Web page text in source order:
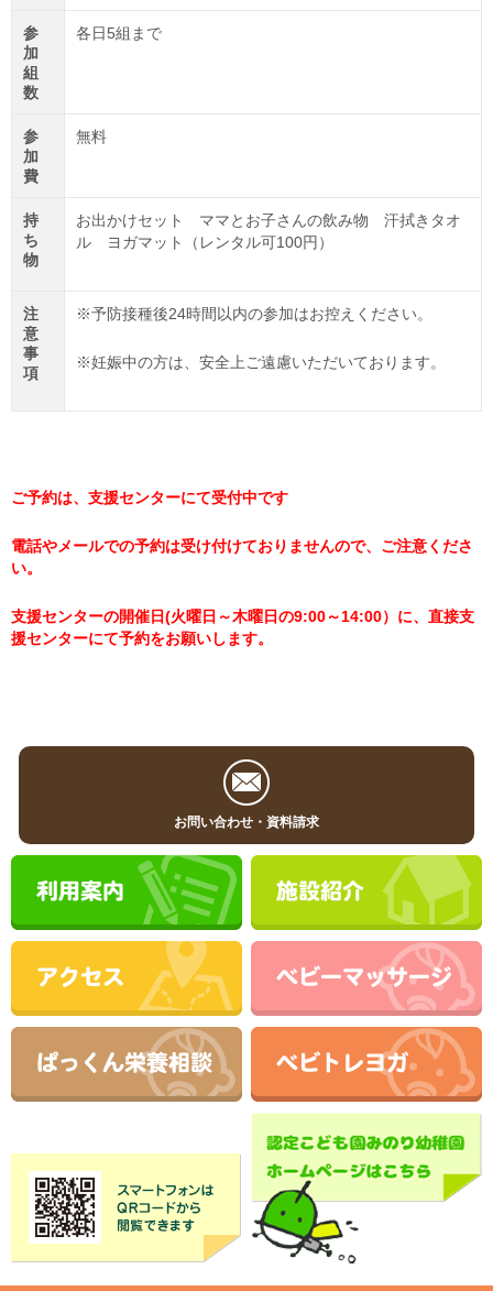
参
加
組
数
各日5組まで
参
加
費
無料
持
ち
物
お出かけセット ママとお子さんの飲み物 汗拭きタオ
ル ヨガマット（レンタル可100円）
注
意
事
項
※予防接種後24時間以内の参加はお控えください。
※妊娠中の方は、安全上ご遠慮いただいております。
ご予約は、支援センターにて受付中です
電話やメールでの予約は受け付けておりませんので、ご注意くださ
い。
支援センターの開催日(火曜日～木曜日の9:00～14:00）に、直接支
援センターにて予約をお願いします。
お問い合わせ・資料請求